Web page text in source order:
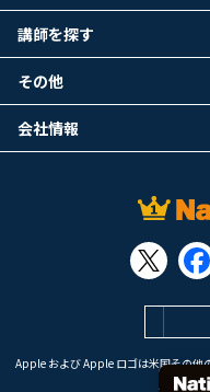
Apple および Apple ロゴは米国その他
Apple
講師を探す
その他
会社情報